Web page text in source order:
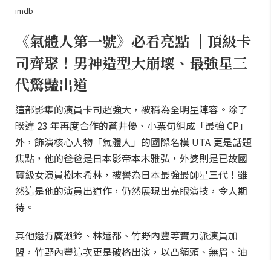
imdb
《氣體人第一號》必看亮點 ｜頂級卡
司齊聚！男神造型大崩壞、最強星三
代驚豔出道
這部影集的演員卡司超強大，被稱為全明星陣容。除了
暌違 23 年再度合作的蒼井優、小栗旬組成「最強 CP」
外，飾演核心人物「氣體人」的國際名模 UTA 更是話題
焦點，他的爸爸是日本影帝本木雅弘，外婆則是已故國
寶級女演員樹木希林，被譽為日本最強最帥星三代！雖
然這是他的演員出道作，仍然展現出亮眼演技，令人期
待。
其他還有廣瀨鈴、林遣都、竹野內豐等實力派演員加
盟，竹野內豐這次更是破格出演，以凸額頭、無眉、油